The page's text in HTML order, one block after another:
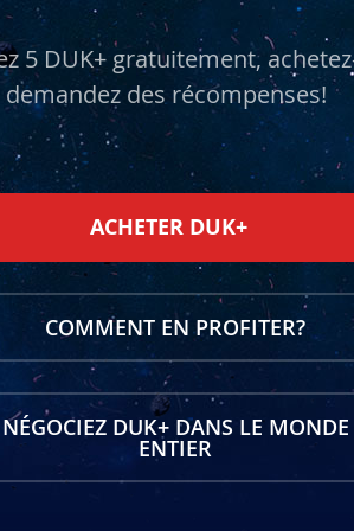
5 DUK+ gratuitement,
des récompenses!
ACHETER DUK+
COMMENT EN PROFITER?
NÉGOCIEZ DUK+ DANS LE MONDE
ENTIER